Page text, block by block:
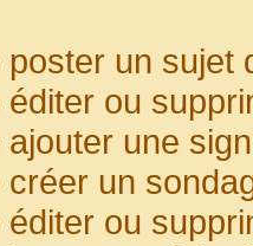
un sujet
ou
une
un
ou